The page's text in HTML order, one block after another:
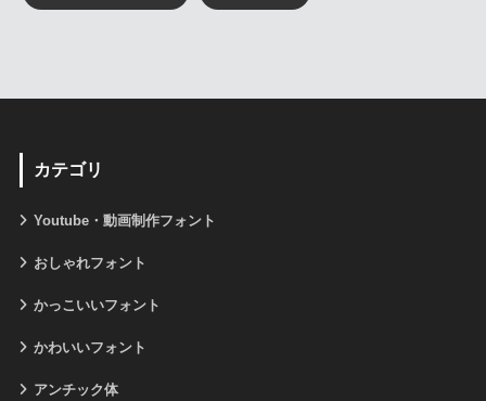
カテゴリ
Youtube・動画制作フォント
おしゃれフォント
かっこいいフォント
かわいいフォント
アンチック体